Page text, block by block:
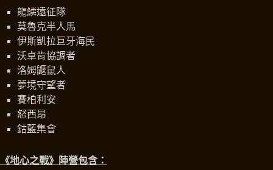
龍鱗遠征隊
莫魯克半人馬
伊斯凱拉巨牙海民
沃卓肯協調者
洛姆鼴鼠人
夢境守望者
賽柏利安
怒西昂
鈷藍集會
《地心之戰》陣營包含：